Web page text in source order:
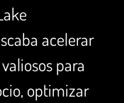
acelerar
para
optimizar